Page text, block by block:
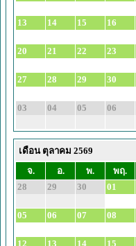
13 14 15 16
20 21 22 23
27 28 29 30
03 04 05 06
เดือน ตุลาคม 2569
จ.
อ. พ. พฤ.
28
29 30 01
05 06 07 08
12 13 14 15